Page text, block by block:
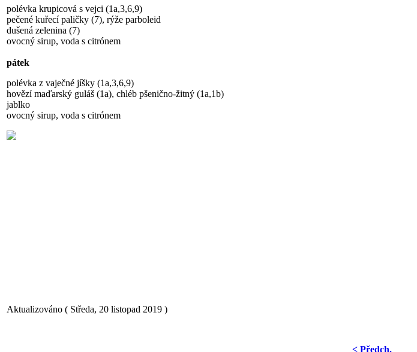
polévka krupicová s vejci (1a,3,6,9)
pečené kuřecí paličky (7), rýže parboleid
dušená zelenina (7)
ovocný sirup, voda s citrónem
pátek
polévka z vaječné jíšky (1a,3,6,9)
hovězí maďarský guláš (1a), chléb pšenično-žitný (1a,1b)
jablko
ovocný sirup, voda s citrónem
Aktualizováno ( Středa, 20 listopad 2019 )
< Předch.